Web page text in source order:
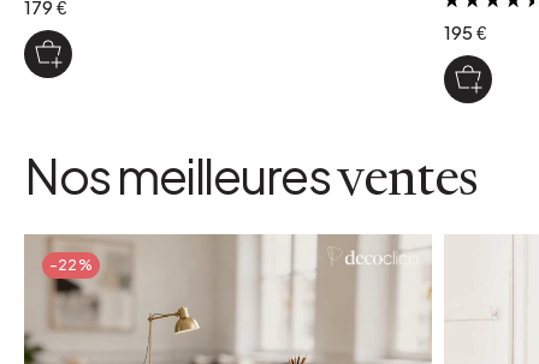
179 €
195 €
Nos meilleuresventes
-22%